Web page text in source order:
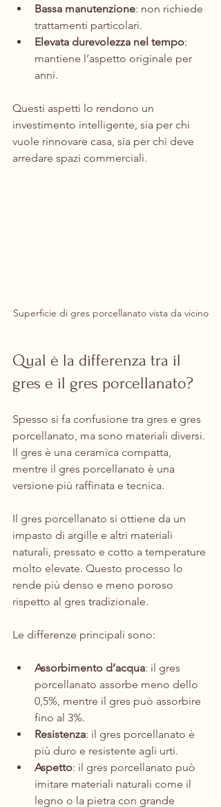
Bassa manutenzione: non richiede
trattamenti particolari.
Elevata durevolezza nel tempo:
mantiene l’aspetto originale per
anni.
Questi aspetti lo rendono un
investimento intelligente, sia per chi
vuole rinnovare casa, sia per chi deve
arredare spazi commerciali.
Superficie di gres porcellanato vista da vicino
Qual è la differenza tra il
gres e il gres porcellanato?
Spesso si fa confusione tra gres e gres
porcellanato, ma sono materiali diversi.
Il gres è una ceramica compatta,
mentre il gres porcellanato è una
versione più raffinata e tecnica.
Il gres porcellanato si ottiene da un
impasto di argille e altri materiali
naturali, pressato e cotto a temperature
molto elevate. Questo processo lo
rende più denso e meno poroso
rispetto al gres tradizionale.
Le differenze principali sono:
Assorbimento d’acqua: il gres
porcellanato assorbe meno dello
0,5%, mentre il gres può assorbire
fino al 3%.
Resistenza: il gres porcellanato è
più duro e resistente agli urti.
Aspetto: il gres porcellanato può
imitare materiali naturali come il
legno o la pietra con grande